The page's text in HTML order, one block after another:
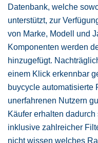
Datenbank, welche
unterstützt, zur
von Marke, Modell und
Komponenten werden
hinzugefügt.
einem Klick erkennbar
buycycle automatisierte
unerfahrenen Nutzern
Käufer erhalten
inklusive zahlreicher
nicht wissen welches